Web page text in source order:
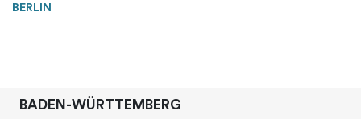
BERLIN
BADEN-WÜRTTEMBERG